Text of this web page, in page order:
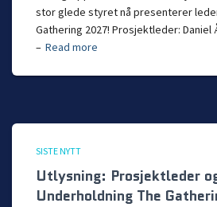
stor glede styret nå presenterer
Gathering 2027! Prosjektleder: Daniel
– Read more
SISTE NYTT
Utlysning: Prosjektleder
Underholdning The